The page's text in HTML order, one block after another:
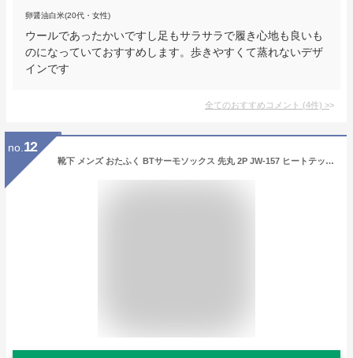
卵醤油白米(20代・女性)
ウールであったかいですし足もサラサラで履き心地も良いも
のになっていておすすめします。歩きやすくて蒸れないデザ
インです
全てのおすすめコメント (4件) >
no. 12
靴下 メンズ おたふく BTサーモソックス 先丸 2P JW-157 ヒートテック あったかインナー 防寒対策 防寒グッズ 寒さ対策 あったかい 暖かい ソックス サーモ 作業着 あったか靴下 メンズ 防寒着 スキー スノーボード 冷え性 冷え対策